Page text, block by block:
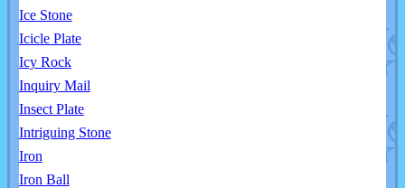
Ice Stone
Icicle Plate
Icy Rock
Inquiry Mail
Insect Plate
Intriguing Stone
Iron
Iron Ball